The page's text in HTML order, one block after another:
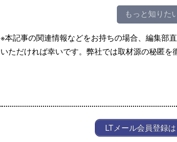
もっと知りた
※本記事の関連情報などをお持ちの場合、編集部
いただければ幸いです。弊社では取材源の秘匿を
LTメール会員登録